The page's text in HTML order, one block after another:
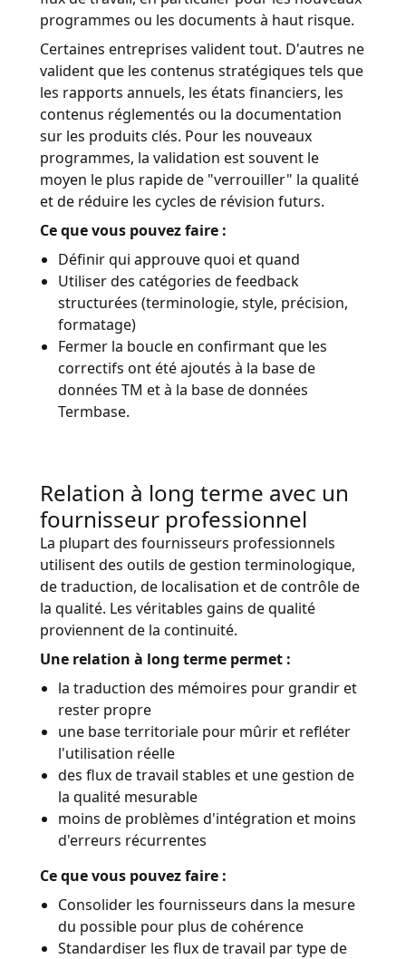
programmes ou les documents à haut risque.
Certaines entreprises valident tout. D'autres ne
valident que les contenus stratégiques tels que
les rapports annuels, les états financiers, les
contenus réglementés ou la documentation
sur les produits clés. Pour les nouveaux
programmes, la validation est souvent le
moyen le plus rapide de "verrouiller" la qualité
et de réduire les cycles de révision futurs.
Ce que vous pouvez faire :
Définir qui approuve quoi et quand
Utiliser des catégories de feedback
structurées (terminologie, style, précision,
formatage)
Fermer la boucle en confirmant que les
correctifs ont été ajoutés à la base de
données TM et à la base de données
Termbase.
Relation à long terme avec un
fournisseur professionnel
La plupart des fournisseurs professionnels
utilisent des outils de gestion terminologique,
de traduction, de localisation et de contrôle de
la qualité. Les véritables gains de qualité
proviennent de la continuité.
Une relation à long terme permet :
la traduction des mémoires pour grandir et
rester propre
une base territoriale pour mûrir et refléter
l'utilisation réelle
des flux de travail stables et une gestion de
la qualité mesurable
moins de problèmes d'intégration et moins
d'erreurs récurrentes
Ce que vous pouvez faire :
Consolider les fournisseurs dans la mesure
du possible pour plus de cohérence
Standardiser les flux de travail par type de